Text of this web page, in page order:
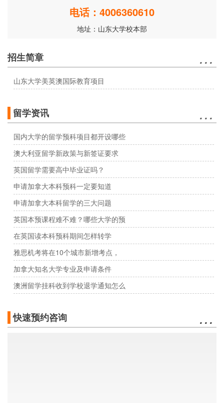
电话：4006360610
地址：山东大学校本部
招生简章 …
山东大学美英澳国际教育项目
留学资讯 …
国内大学的留学预科项目都开设哪些
澳大利亚留学新政策与新签证要求
英国留学需要高中毕业证吗？
申请加拿大本科预科一定要知道
申请加拿大本科留学的三大问题
英国本预课程难不难？哪些大学的预
在英国读本科预科期间怎样转学
雅思机考将在10个城市新增考点，
加拿大知名大学专业及申请条件
澳洲留学挂科收到学校退学通知怎么
快速预约咨询 …